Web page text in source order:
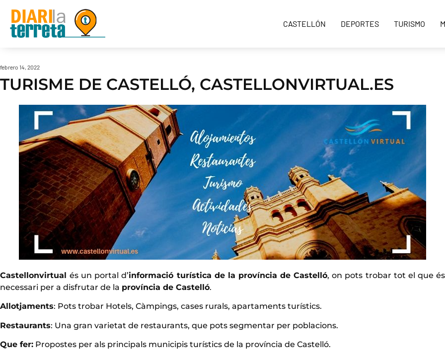
CASTELLÓN DEPORTES TURISMO
febrero 14, 2022
TURISME DE CASTELLÓ, CASTELLONVIRTUAL.ES
Castellonvirtual és un portal d’informació turística de la província de Castelló, on pots trobar tot el que és
necessari per a disfrutar de la província de Castelló.
Allotjaments: Pots trobar Hotels, Càmpings, cases rurals, apartaments turístics.
Restaurants: Una gran varietat de restaurants, que pots segmentar per poblacions.
Que fer: Propostes per als principals municipis turístics de la província de Castelló.